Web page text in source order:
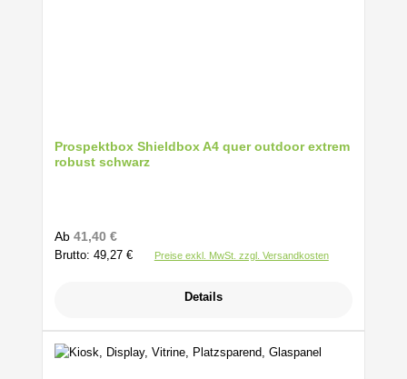
Prospektbox Shieldbox A4 quer outdoor extrem
robust schwarz
Regulärer Preis:
Ab 41,40 €
Brutto: 49,27 € Preise exkl. MwSt. zzgl. Versandkosten
Details